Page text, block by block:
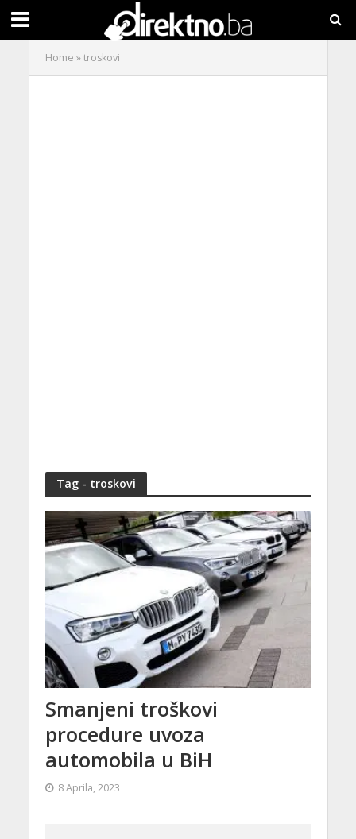
Home »troskovi
Tag - troskovi
Smanjeni troškovi
procedure uvoza
automobila u BiH
8 Aprila, 2023